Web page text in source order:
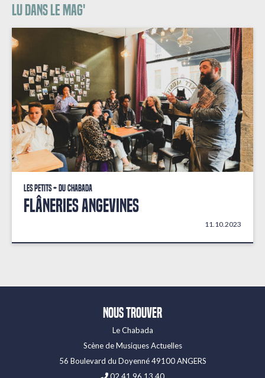
Lu dans le mag'
Les petits + du Chabada
Flâneries angevines
11.10.2023
Nous trouver
Le Chabada
Scène de Musiques Actuelles
56 Boulevard du Doyenné 49100 ANGERS